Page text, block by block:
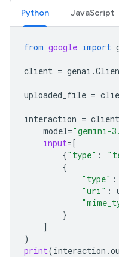
Python JavaScript
from google import
client = genai .
uploaded_file =
interaction = client
model="gemini-
input=[
{"type" :
{
"type" :
"uri" :
}
]
)
print(interaction .